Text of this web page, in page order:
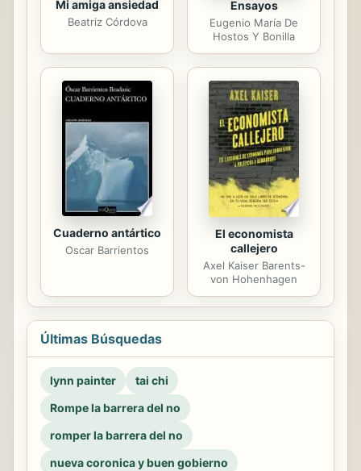
Mi amiga ansiedad
Beatriz Córdova
Ensayos
Eugenio María De
Hostos Y Bonilla
Cuaderno antártico
Oscar Barrientos
El economista
callejero
Axel Kaiser Barents-
von Hohenhagen
Últimas Búsquedas
lynn painter
tai chi
Rompe la barrera del no
romper la barrera del no
nueva coronica y buen gobierno